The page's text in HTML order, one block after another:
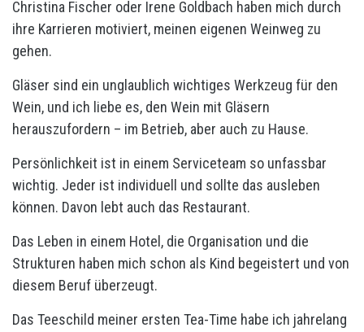
Christina Fischer oder Irene Goldbach haben mich durch
ihre Karrieren motiviert, meinen eigenen Weinweg zu
gehen.
Gläser sind ein unglaublich wichtiges Werkzeug für den
Wein, und ich liebe es, den Wein mit Gläsern
herauszufordern – im Betrieb, aber auch zu Hause.
Persönlichkeit ist in einem Serviceteam so unfassbar
wichtig. Jeder ist individuell und sollte das ausleben
können. Davon lebt auch das Restaurant.
Das Leben in einem Hotel, die Organisation und die
Strukturen haben mich schon als Kind begeistert und von
diesem Beruf überzeugt.
Das Teeschild meiner ersten Tea-Time habe ich jahrelang